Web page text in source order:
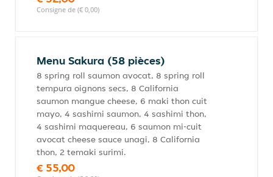
Consigne de (€ 0,00)
Menu Sakura (58 pièces)
8 spring roll saumon avocat, 8 spring roll
tempura oignons secs, 8 California
saumon mangue cheese, 6 maki thon cuit
mayo, 4 sashimi saumon, 4 sashimi thon,
4 sashimi maquereau, 6 saumon mi-cuit
avocat cheese sauce unagi, 8 California
thon, 2 temaki surimi.
€ 55,00